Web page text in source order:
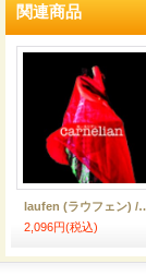
関連商品
laufen (ラウフェン) /
2,096円(税込)